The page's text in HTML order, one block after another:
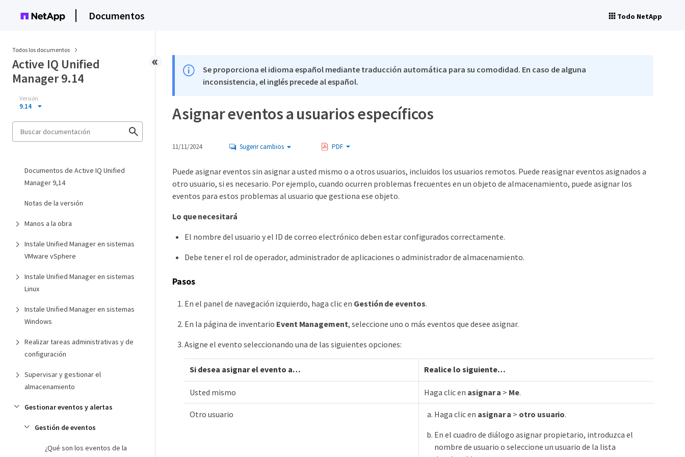
Documentos Todo NetApp
Todos los documentos
Active IQ Unified
Manager 9.14
Versión
9.14
Documentos de Active IQ Unified
Manager 9,14
Notas de la versión
Manos a la obra
Instale Unified Manager en sistemas
VMware vSphere
Instale Unified Manager en sistemas
Linux
Instale Unified Manager en sistemas
Windows
Realizar tareas administrativas y de
configuración
Supervisar y gestionar el
almacenamiento
Gestionar eventos y alertas
Gestión de eventos
¿Qué son los eventos de la
Se proporciona el idioma español mediante traducción automática para su comodidad. En caso de alguna
inconsistencia, el inglés precede al español.
Asignar eventos a usuarios específicos
11/11/2024 Sugerir cambios PDF
Puede asignar eventos sin asignar a usted mismo o a otros usuarios, incluidos los usuarios remotos. Puede reasignar eventos asignados a
otro usuario, si es necesario. Por ejemplo, cuando ocurren problemas frecuentes en un objeto de almacenamiento, puede asignar los
eventos para estos problemas al usuario que gestiona ese objeto.
Lo que necesitará
El nombre del usuario y el ID de correo electrónico deben estar configurados correctamente.
Debe tener el rol de operador, administrador de aplicaciones o administrador de almacenamiento.
Pasos
En el panel de navegación izquierdo, haga clic en Gestión de eventos.
En la página de inventario Event Management, seleccione uno o más eventos que desee asignar.
Asigne el evento seleccionando una de las siguientes opciones:
Si desea asignar el evento a…​ Realice lo siguiente…​
Usted mismo Haga clic en asignar a > Me.
Otro usuario Haga clic en asignar a > otro usuario.
En el cuadro de diálogo asignar propietario, introduzca el
nombre de usuario o seleccione un usuario de la lista